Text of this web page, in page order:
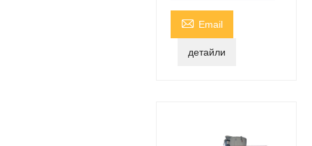
 Email
детайли